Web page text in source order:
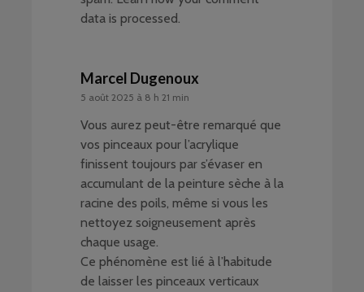
data is processed.
Marcel Dugenoux
5 août 2025 à 8 h 21 min
Vous aurez peut-être remarqué que
vos pinceaux pour l’acrylique
finissent toujours par s’évaser en
accumulant de la peinture sèche à la
racine des poils, même si vous les
nettoyez soigneusement après
chaque usage.
Ce phénomène est lié à l’habitude
de laisser les pinceaux verticaux